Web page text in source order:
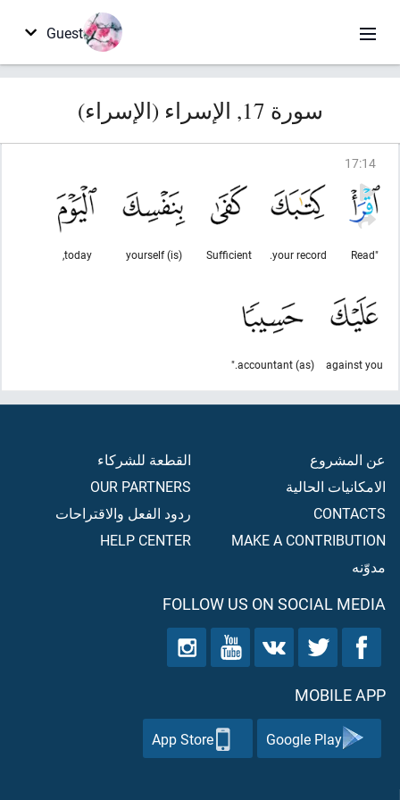
Guest
سورة 17, الإسراء (الإسراء)
17:14
"Read
your record.
Sufficient
(is) yourself
today,
against you
(as) accountant."
عن المشروع
الامكانيات الحالية
CONTACTS
MAKE A CONTRIBUTION
مدوّنه
القطعة للشركاء
OUR PARTNERS
ردود الفعل والاقتراحات
HELP CENTER
FOLLOW US ON SOCIAL MEDIA
MOBILE APP
Google Play
App Store